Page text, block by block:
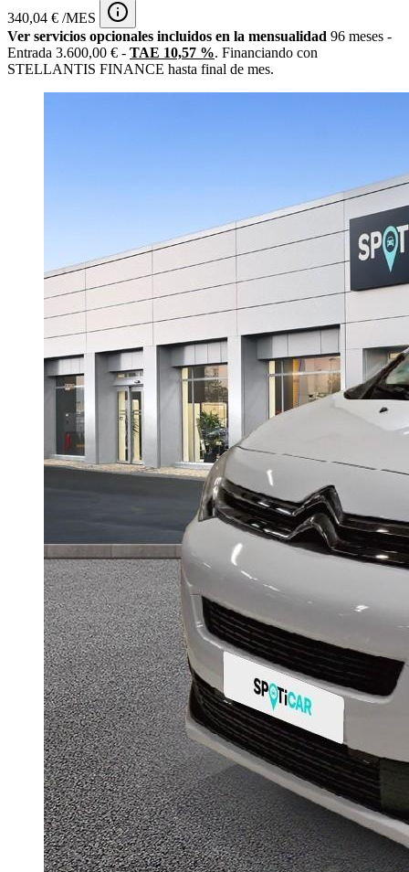
340,04 € /MES
Ver servicios opcionales incluidos en la mensualidad 96 meses -
Entrada 3.600,00 € - TAE 10,57 %. Financiando con
STELLANTIS FINANCE hasta final de mes.